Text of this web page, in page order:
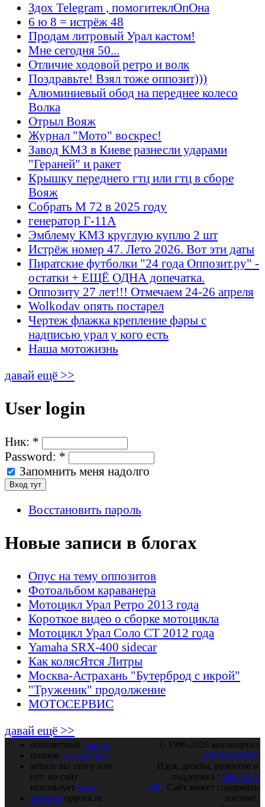
Здох Telegram , помогитеклОпОна
6 ю 8 = истрёж 48
Продам литровый Урал кастом!
Мне сегодня 50...
Отличие ходовой ретро и волк
Поздравьте! Взял тоже оппозит)))
Алюминиевый обод на переднее колесо
Волка
Отрыл Вояж
Журнал "Мото" воскрес!
Завод КМЗ в Киеве разнесли ударами
"Гераней" и ракет
Крышку переднего гтц или гтц в сборе
Вояж
Собрать М 72 в 2025 году
генератор Г-11А
Эмблему КМЗ круглую куплю 2 шт
Истрёж номер 47. Лето 2026. Вот эти даты
Пиратские футболки "24 года Оппозит.ру" -
остатки + ЕЩЁ ОДНА допечатка.
Оппозиту 27 лет!!! Отмечаем 24-26 апреля
Wolkodav опять постарел
Чертеж флажка крепление фары с
надписью урал у кого есть
Наша мотожизнь
давай ещё >>
User login
Ник: *
Password: *
Запомнить меня надолго
Восстановить пароль
Новые записи в блогах
Опус на тему оппозитов
Фотоальбом караванера
Мотоцикл Урал Ретро 2013 года
Короткое видео о сборке мотоцикла
Мотоцикл Урал Соло СТ 2012 года
Yamaha SRX-400 sidecar
Как колясЯтся Литры
Москва-Астрахань "Бутерброд с икрой"
"Труженик" продолжение
МОТОСЕРВИС
давай ещё >>
оппозитный форум
полное оглавление
хотите вы этого или
нет, но сайт
использует куки
закрома oppozit.ru
© 1999-2026 мотопортал
OPPOZIT.RU
Идея, дизайн, развитие и
поддержка : SHTRLZ
16+ Сайт может содержать
контент,